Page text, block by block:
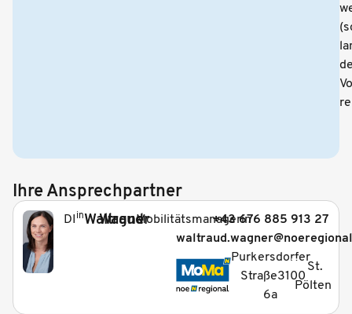
Ihre Ansprechpartner
DIinWaltraud
WagnerMobilitätsmanagerin+43 676 885 913 27
Purkersdorfer
Straße
6a
3100
_
St.
Pölten